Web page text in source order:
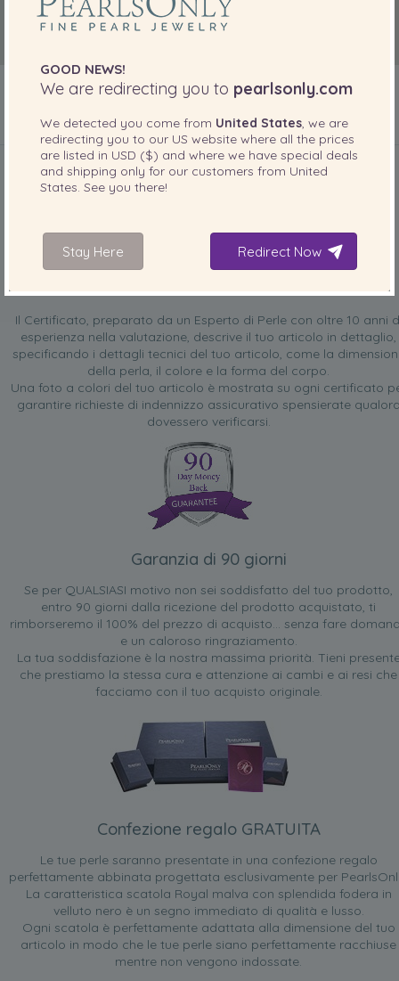
INCLUSO CON IL PRODOTTO
Il Certificato, preparato da un Esperto di Perle con oltre 10 anni
esperienza nella valutazione, descrive il tuo articolo in dettaglio,
specificando i dettagli tecnici del tuo articolo, come la
della perla, il colore e la forma del corpo.
Una foto a colori del tuo articolo è mostrata su ogni certificato
garantire richieste di indennizzo assicurativo spensierate
dovessero verificarsi.
Garanzia di 90 giorni
Se per QUALSIASI motivo non sei soddisfatto del tuo prodotto,
entro 90 giorni dalla ricezione del prodotto acquistato, ti
rimborseremo il 100% del prezzo di acquisto... senza fare
e un caloroso ringraziamento.
La tua soddisfazione è la nostra massima priorità. Tieni
che prestiamo la stessa cura e attenzione ai cambi e ai resi che
facciamo con il tuo acquisto originale.
Confezione regalo GRATUITA
Le tue perle saranno presentate in una confezione regalo
perfettamente abbinata progettata esclusivamente per
La caratteristica scatola Royal malva con splendida fodera in
velluto nero è un segno immediato di qualità e lusso.
Ogni scatola è perfettamente adattata alla dimensione del tuo
articolo in modo che le tue perle siano perfettamente racchiuse
mentre non vengono indossate.
GOOD NEWS!
We are redirecting you to pearlsonly.com
We detected you come from United States, we are
redirecting you to our US website where all the prices
are listed in USD ($) and where we have special deals
and shipping only for our customers from United
States. See you there!
Stay Here Redirect Now